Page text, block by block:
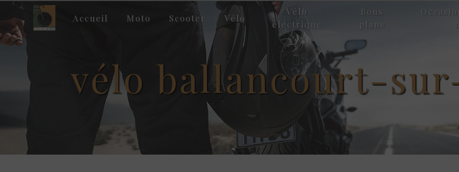
Panneau de gestion des cookies
Accueil Moto Scooter Vélo
Vélo
électrique
Bons
plans
vélo ballancourt-